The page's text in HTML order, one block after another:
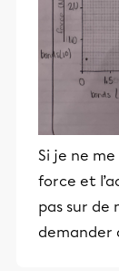
Si je ne
force et
pas sur de
demander